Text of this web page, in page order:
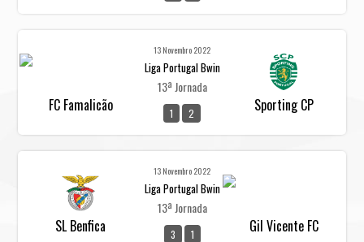
FC Famalicão
13 Novembro 2022
Liga Portugal Bwin
13ª Jornada
1 2 Sporting CP
SL Benfica
13 Novembro 2022
Liga Portugal Bwin
13ª Jornada
3 1 Gil Vicente FC